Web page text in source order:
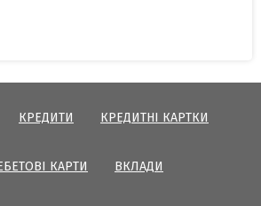
КРЕДИТИ КРЕДИТНІ КАРТКИ
КАРТИ ВКЛАДИ